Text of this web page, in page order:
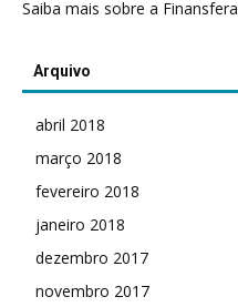
Saiba mais sobre a Finansfera
Arquivo
abril 2018
março 2018
fevereiro 2018
janeiro 2018
dezembro 2017
novembro 2017